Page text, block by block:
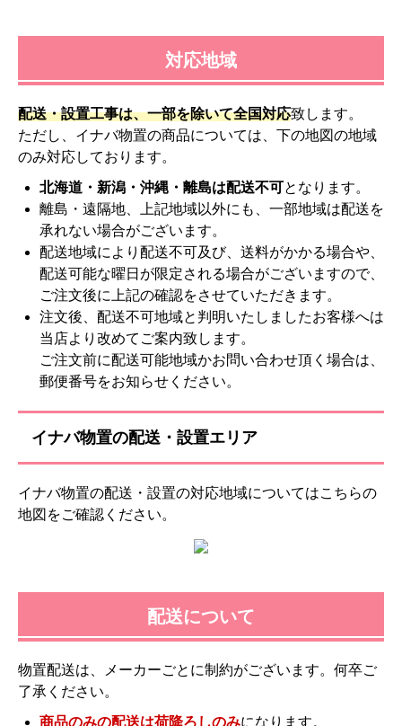
対応地域
配送・設置工事は、一部を除いて全国対応致します。
ただし、イナバ物置の商品については、下の地図の地域
のみ対応しております。
北海道・新潟・沖縄・離島は配送不可となります。
離島・遠隔地、上記地域以外にも、一部地域は配送を
承れない場合がございます。
配送地域により配送不可及び、送料がかかる場合や、
配送可能な曜日が限定される場合がございますので、
ご注文後に上記の確認をさせていただきます。
注文後、配送不可地域と判明いたしましたお客様へは
当店より改めてご案内致します。
ご注文前に配送可能地域かお問い合わせ頂く場合は、
郵便番号をお知らせください。
イナバ物置の配送・設置エリア
イナバ物置の配送・設置の対応地域についてはこちらの
地図をご確認ください。
配送について
物置配送は、メーカーごとに制約がございます。何卒ご
了承ください。
商品のみの配送は荷降ろしのみになります。